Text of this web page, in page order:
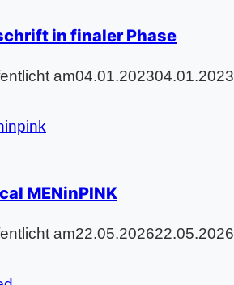
in finaler Phase
am04.01.202304.01.2023
MENinPINK
am22.05.202622.05.2026